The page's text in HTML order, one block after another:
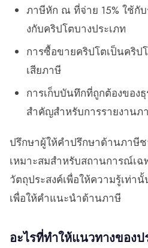
ภาษีหัก ณ ที่จ่าย 15% ใช้
งกับคริปโตบางประเภท
การซื้อขายคริปโตเป็นคริป
เสียภาษี
การเก็บบันทึกที่ถูกต้องของ
สำคัญสำหรับการรายงานภ
ปรึกษาผู้ให้คำปรึกษาด้านภาษี
เหมาะสมสำหรับสถานการณ์เ
วัตถุประสงค์เพื่อให้ความรู้เท่า
เพื่อให้คำแนะนำด้านภาษี
อะไรที่ทำให้แนวทางของ